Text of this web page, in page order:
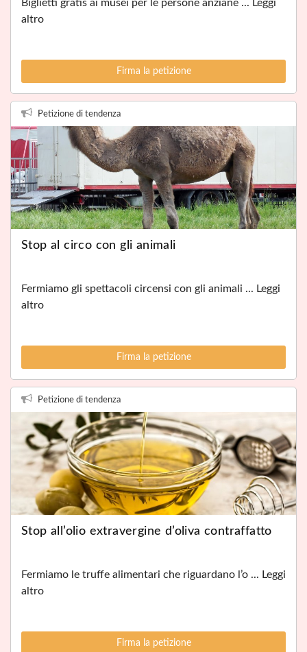
Biglietti gratis ai musei per le persone anziane ... Leggi
altro
Firma la petizione
Petizione di tendenza
Stop al circo con gli animali
Fermiamo gli spettacoli circensi con gli animali ... Leggi
altro
Firma la petizione
Petizione di tendenza
Stop all’olio extravergine d’oliva contraffatto
Fermiamo le truffe alimentari che riguardano l’o ... Leggi
altro
Firma la petizione